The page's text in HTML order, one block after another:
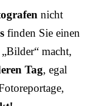
nicht
finden Sie einen
macht,
Tag, egal